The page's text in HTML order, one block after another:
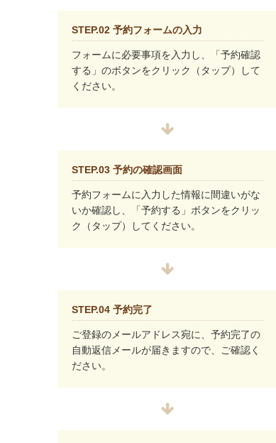
STEP.02 予約フォームの入力
フォームに必要事項を入力し、「予約確認
する」のボタンをクリック（タップ）して
ください。
STEP.03 予約の確認画面
予約フォームに入力した情報に間違いがな
いか確認し、「予約する」ボタンをクリッ
ク（タップ）してください。
STEP.04 予約完了
ご登録のメールアドレス宛に、予約完了の
自動返信メールが届きますので、ご確認く
ださい。